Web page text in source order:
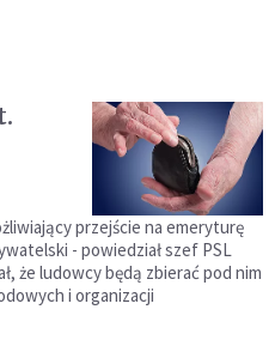
przejście na emeryturę
- powiedział szef PSL
że ludowcy będą zbierać pod nim
i organizacji